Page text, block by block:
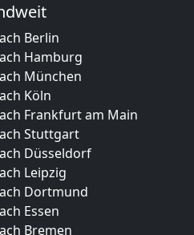
Berlin
Hamburg
München
Köln
Frankfurt am Main
Stuttgart
Düsseldorf
Leipzig
Dortmund
Essen
Bremen